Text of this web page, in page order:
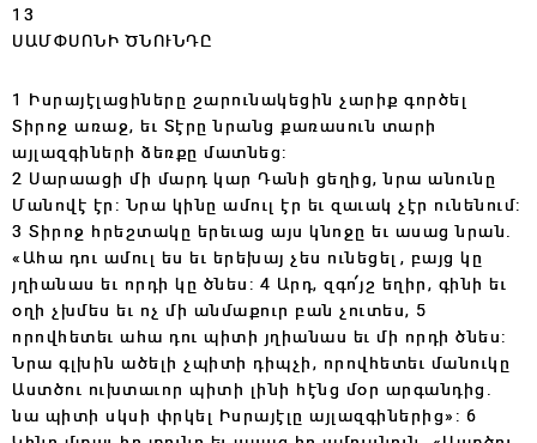
13
ՍԱՄՓՍՈՆԻ ԾՆՈՒՆԴԸ
1 Իսրայէլացիները շարունակեցին չարիք գործել
Տիրոջ առաջ, եւ Տէրը նրանց քառասուն տարի
այլազգիների ձեռքը մատնեց:
2 Սարաացի մի մարդ կար Դանի ցեղից, նրա անունը
Մանովէ էր: Նրա կինը ամուլ էր եւ զաւակ չէր ունենում:
3 Տիրոջ հրեշտակը երեւաց այս կնոջը եւ ասաց նրան.
«Ահա դու ամուլ ես եւ երեխայ չես ունեցել, բայց կը
յղիանաս եւ որդի կը ծնես: 4 Արդ, զգո՛յշ եղիր, գինի եւ
օղի չխմես եւ ոչ մի անմաքուր բան չուտես, 5
որովհետեւ ահա դու պիտի յղիանաս եւ մի որդի ծնես:
Նրա գլխին ածելի չպիտի դիպչի, որովհետեւ մանուկը
Աստծու ուխտաւոր պիտի լինի հէնց մօր արգանդից.
նա պիտի սկսի փրկել Իսրայէլը այլազգիներից»: 6